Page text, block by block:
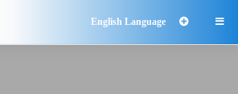

English Language